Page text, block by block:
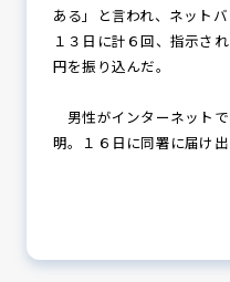
防犯協
ある」と言われ、ネット
１３日に計６回、指示さ
円を振り込んだ。
男性がインターネット
明。１６日に同署に届け出